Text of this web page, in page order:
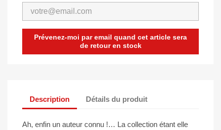
Prévenez-moi par email quand cet article sera
de retour en stock
Description Détails du produit
Ah, enfin un auteur connu !… La collection étant elle